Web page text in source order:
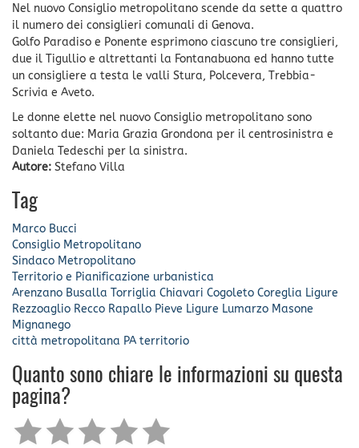
Nel nuovo Consiglio metropolitano scende da sette a quattro
il numero dei consiglieri comunali di Genova.
Golfo Paradiso e Ponente esprimono ciascuno tre consiglieri,
due il Tigullio e altrettanti la Fontanabuona ed hanno tutte
un consigliere a testa le valli Stura, Polcevera, Trebbia-
Scrivia e Aveto.
Le donne elette nel nuovo Consiglio metropolitano sono
soltanto due: Maria Grazia Grondona per il centrosinistra e
Daniela Tedeschi per la sinistra.
Autore: Stefano Villa
Tag
Marco Bucci
Consiglio Metropolitano
Sindaco Metropolitano
Territorio e Pianificazione urbanistica
Arenzano Busalla Torriglia Chiavari Cogoleto Coreglia Ligure
Rezzoaglio Recco Rapallo Pieve Ligure Lumarzo Masone
Mignanego
città metropolitana PA territorio
Quanto sono chiare le informazioni su questa
pagina?